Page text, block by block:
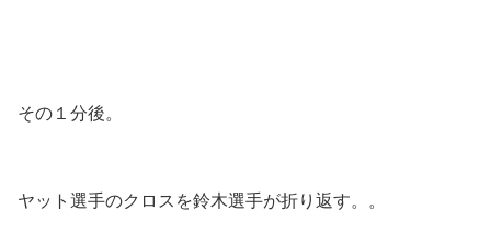
その１分後。
ヤット選手のクロスを鈴木選手が折り返す。。